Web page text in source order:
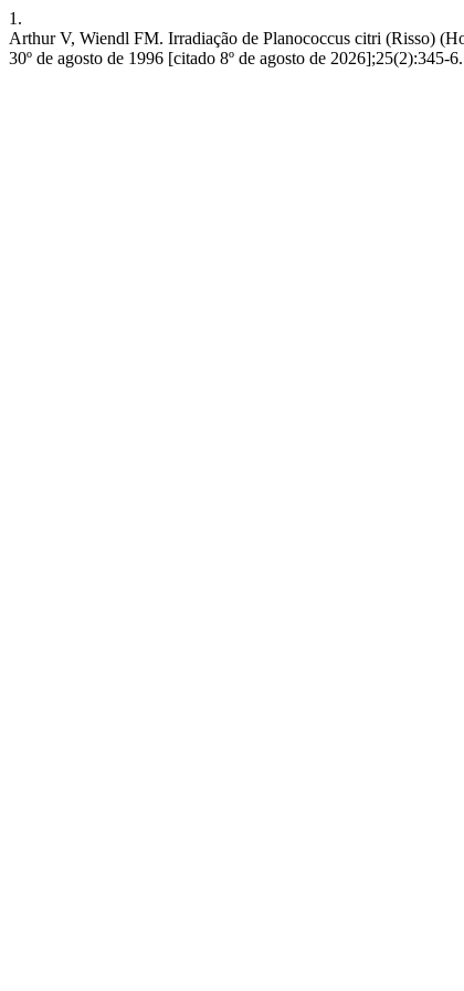
1.
Arthur V, Wiendl FM. Irradiação de Planococcus citri (Risso)
30º de agosto de 1996 [citado 8º de agosto de